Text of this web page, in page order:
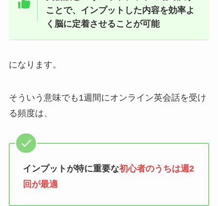
ことで、インプットした内容を効率よ
く脳に定着させることが可能
になります。
そういう意味でも1週間にオンライン英会話を受け
る頻度は、
インプットが特に重要な初心者のうちは週2
回が最適